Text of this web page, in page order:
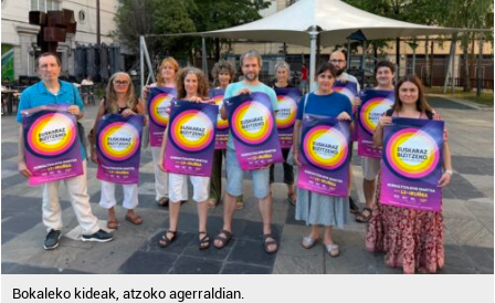
Bokaleko kideak, atzoko agerraldian.